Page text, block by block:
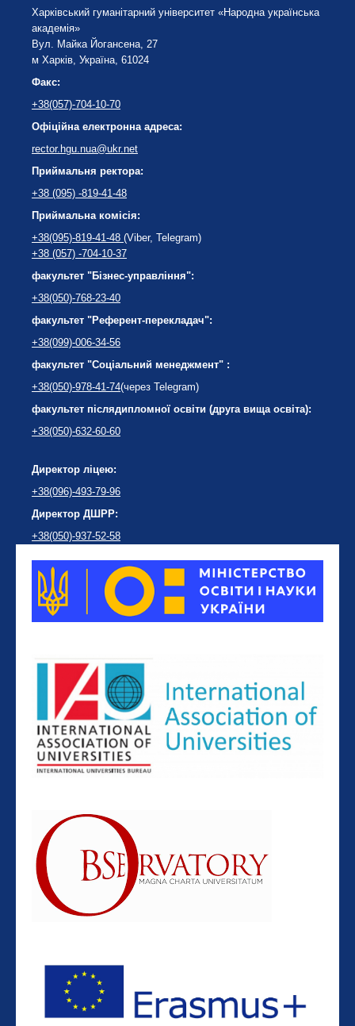
Харківський гуманітарний університет «Народна українська
академія»
Вул. Майка Йогансена, 27
м Харків, Україна, 61024
Факс:
+38(057)-704-10-70
Офіційна електронна адреса:
rector.hgu.nua@ukr.net
Приймальня ректора:
+38 (095) -819-41-48
Приймальна комісія:
+38(095)-819-41-48 (Viber, Telegram)
+38 (057) -704-10-37
факультет "Бізнес-управління":
+38(050)-768-23-40
факультет "Референт-перекладач":
+38(099)-006-34-56
факультет "Соціальний менеджмент" :
+38(050)-978-41-74(через Telegram)
факультет післядипломної освіти (друга вища освіта):
+38(050)-632-60-60
Директор ліцею:
+38(096)-493-79-96
Директор ДШРР:
+38(050)-937-52-58